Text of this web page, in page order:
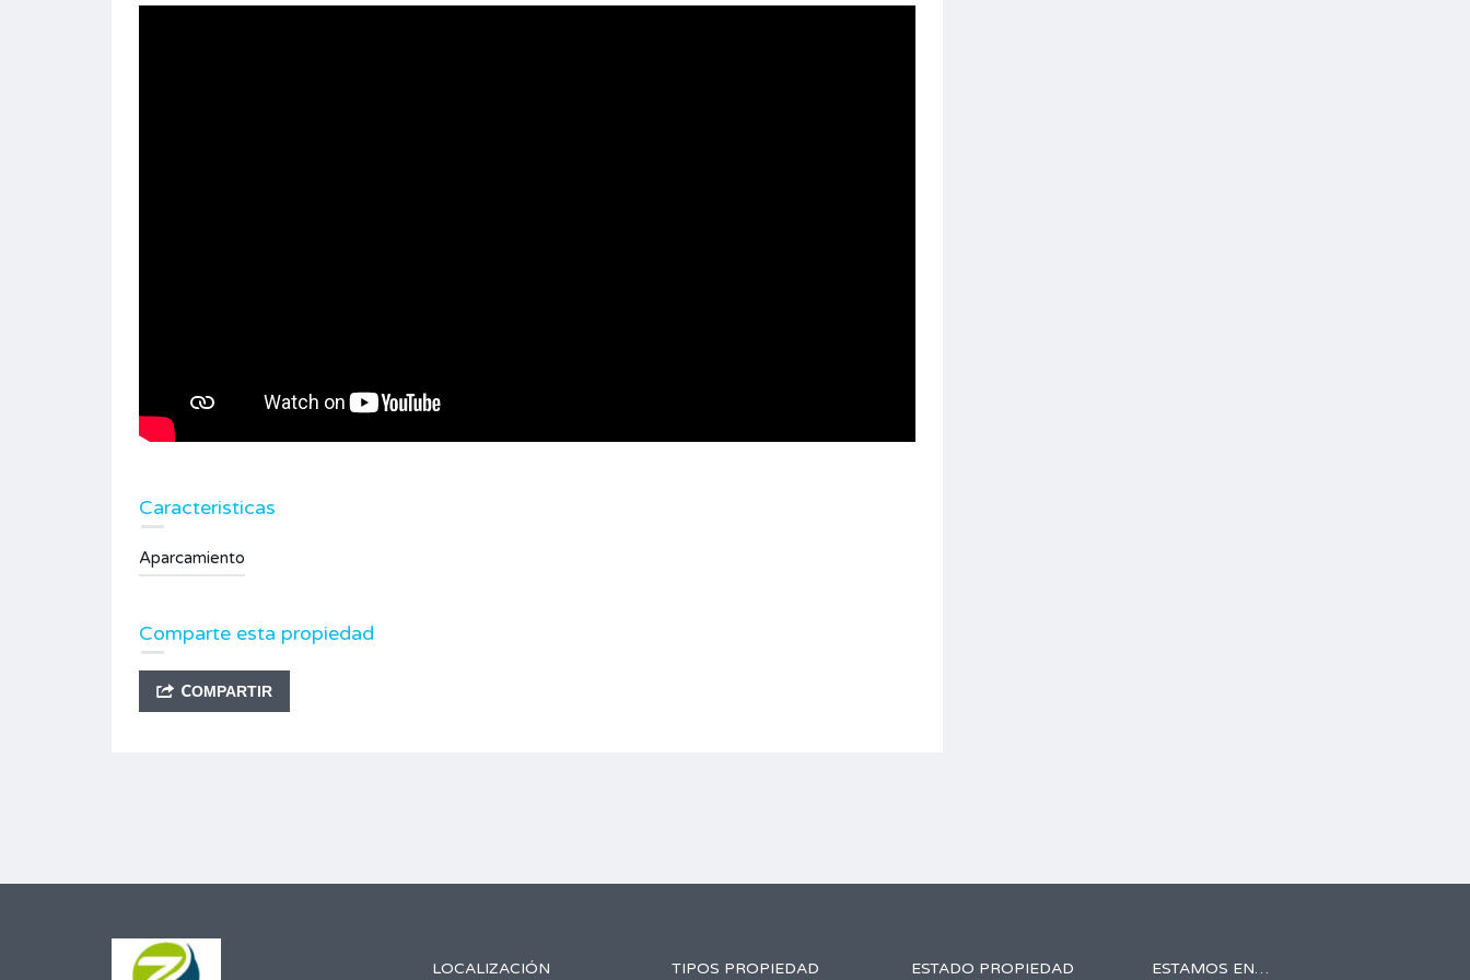
Caracteristicas
Aparcamiento
Comparte esta propiedad
COMPARTIR
LOCALIZACIÓN TIPOS PROPIEDAD ESTADO PROPIEDAD ESTAMOS EN…